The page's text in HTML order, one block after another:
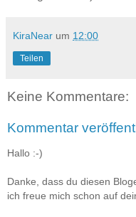
KiraNear um 12:00
Teilen
Keine Kommentare:
Kommentar
Hallo :-)
Danke, dass du diesen
ich freue mich schon auf